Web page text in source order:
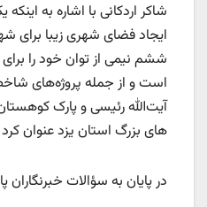
شاکر اردکانی با اشاره به
ایجاد فضای شهری زیبا برای
ششم نیمی از توان خود را
است و از جمله پروژه‌های
آیت‌الله رئیسی و پارک
های بزرگ استان یزد عنوان
در پایان به سؤالات